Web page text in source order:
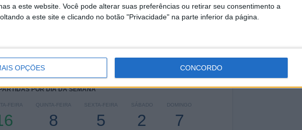
a este website. Você pode alterar suas preferências ou retirar seu consentimento a
a este site e clicando no botão "Privacidade" na parte inferior da página.
OPÇÕES CONCORDO
CONCACAF Liga dos Campeões
21 (51,22%)
Leagues Cup
10 (24,39%)
POR DIA DA SEMANA
FEIRA QUINTA-FEIRA
8
SEXTA-FEIRA
5
SÁBADO
2
DOMINGO
7